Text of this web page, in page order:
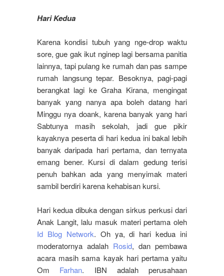
Hari Kedua
Karena kondisi tubuh yang nge-drop waktu
sore, gue gak ikut nginep lagi bersama panitia
lainnya, tapi pulang ke rumah dan pas sampe
rumah langsung tepar. Besoknya, pagi-pagi
berangkat lagi ke Graha Kirana, mengingat
banyak yang nanya apa boleh datang hari
Minggu nya doank, karena banyak yang hari
Sabtunya masih sekolah, jadi gue pikir
kayaknya peserta di hari kedua ini bakal lebih
banyak daripada hari pertama, dan ternyata
emang bener. Kursi di dalam gedung terisi
penuh bahkan ada yang menyimak materi
sambil berdiri karena kehabisan kursi.
Hari kedua dibuka dengan sirkus perkusi dari
Anak Langit, lalu masuk materi pertama oleh
Id Blog Network. Oh ya, di hari kedua ini
moderatornya adalah Rosid, dan pembawa
acara masih sama kayak hari pertama yaitu
Om Farhan. IBN adalah perusahaan